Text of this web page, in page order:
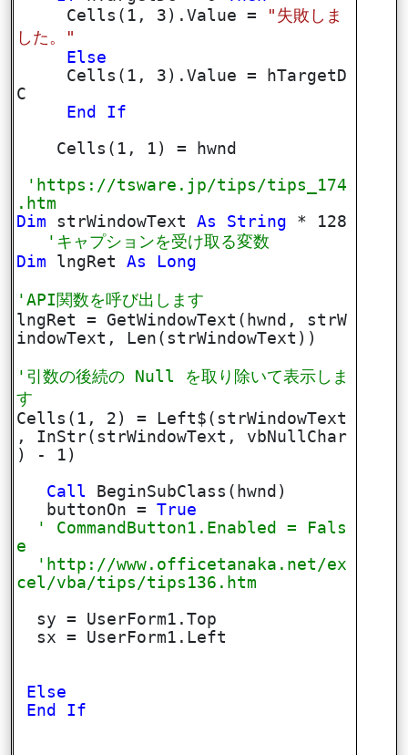
Cells(1, 3).Value =
"失敗しま
した。"
Else
Cells(1, 3).Value = hTargetD
C
End
If
Cells(1, 1) = hwnd
'https://tsware.jp/tips/tips_174
.htm
Dim strWindowTextAs String * 128
'キャプションを受け取る変数
Dim lngRetAs Long
'API関数を呼び出します
lngRet = GetWindowText(hwnd, strW
indowText, Len(strWindowText))
'引数の後続の Null を取り除いて表示しま
す
Cells(1, 2) = Left$(strWindowText
, InStr(strWindowText, vbNullChar
) - 1)
Call BeginSubClass(hwnd)
buttonOn =True
' CommandButton1.Enabled = Fals
e
'http://www.officetanaka.net/ex
cel/vba/tips/tips136.htm
sy = UserForm1.Top
sx = UserForm1.Left
Else
End
If